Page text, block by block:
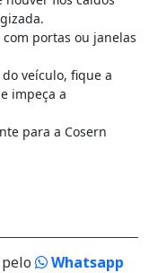
portas ou janelas
veículo, fique a
impeça a
para a Cosern
Whatsapp